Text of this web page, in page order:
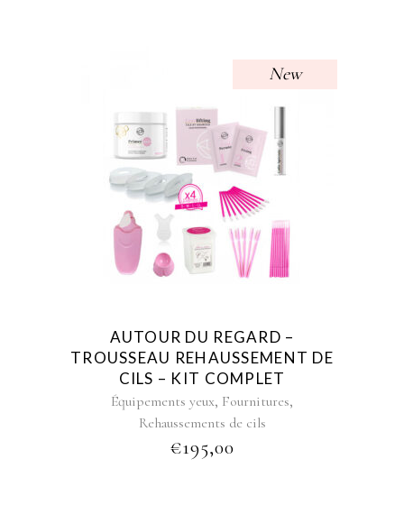
New
AUTOUR DU REGARD –
TROUSSEAU REHAUSSEMENT DE
CILS – KIT COMPLET
Équipements yeux, Fournitures,
Rehaussements de cils
€195,00